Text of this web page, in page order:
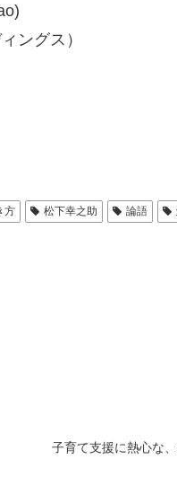
ングス）
方 松下幸之助 論語
子育て支援に熱心な